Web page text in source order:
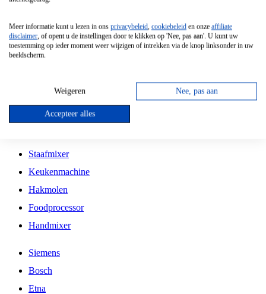
Vrijstaande Magnetron
Vrijstaande Kookplaat
Inbouw Gaskookplaat
Inbouw Keramische Kookplaat
Kookplaat Accessoires
Staafmixer
Keukenmachine
Hakmolen
Foodprocessor
Handmixer
Siemens
Bosch
Etna
Meer informatie kunt u lezen in ons privacybeleid, cookiebeleid en onze affiliate
disclaimer, of opent u de instellingen door te klikken op 'Nee, pas aan'. U kunt uw
toestemming op ieder moment weer wijzigen of intrekken via de knop linksonder in uw
beeldscherm.
Weigeren Nee, pas aan
Accepteer alles